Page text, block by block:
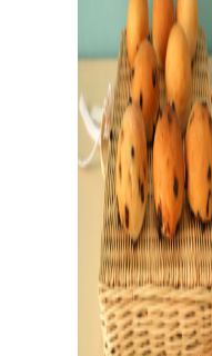
日々のパンの想いや
の吉永麻衣子と書籍の